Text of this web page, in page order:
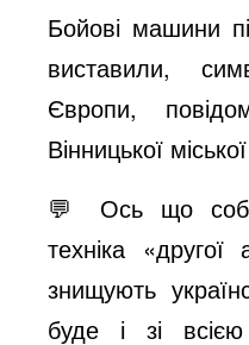
Бойові машини
виставили,
Європи,
Вінницької
💬 Ось що
техніка «другої
знищують
буде і зі